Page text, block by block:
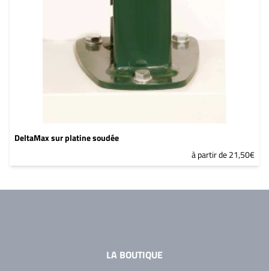
DeltaMax sur platine soudée
à partir de 21,50€
LA BOUTIQUE